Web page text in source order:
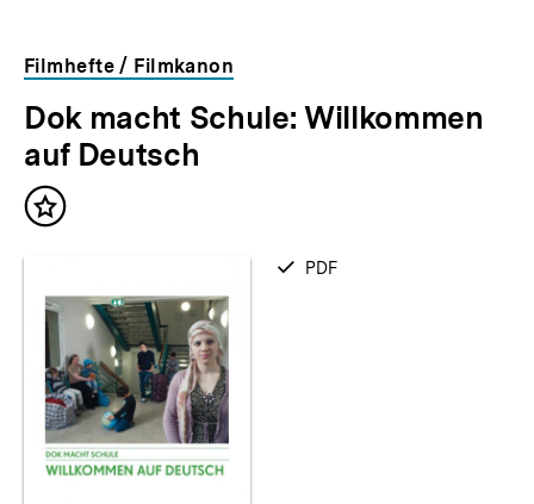
Filmhefte / Filmkanon
Dok macht Schule: Willkommen
auf Deutsch
Inhalt
verfügbar
PDF